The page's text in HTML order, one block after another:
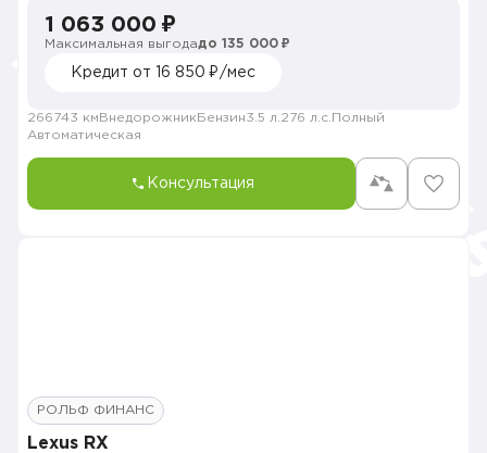
1 063 000 ₽
Максимальная выгодадо 135 000 ₽
Кредит от 16 850 ₽/мес
266743 км Внедорожник Бензин3.5 л. 276 л.с. Полный
Автоматическая
Консультация
РОЛЬФ ФИНАНС
Lexus RX